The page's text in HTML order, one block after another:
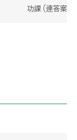
功課 (連答案)